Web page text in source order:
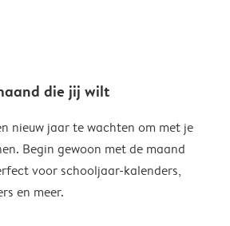
die jij wilt
nieuw jaar te wachten om met je
Begin gewoon met de maand
voor schooljaar-kalenders,
en meer.